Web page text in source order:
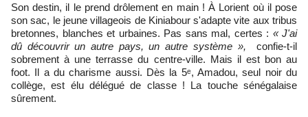
Son destin, il le prend drôlement en main ! À Lorient où il pose
son sac, le jeune villageois de Kiniabour s'adapte vite aux tribus
bretonnes, blanches et urbaines. Pas sans mal, certes : « J'ai
dû découvrir un autre pays, un autre système », confie-t-il
sobrement à une terrasse du centre-ville. Mais il est bon au
foot. Il a du charisme aussi. Dès la 5ᵉ, Amadou, seul noir du
collège, est élu délégué de classe ! La touche sénégalaise
sûrement.